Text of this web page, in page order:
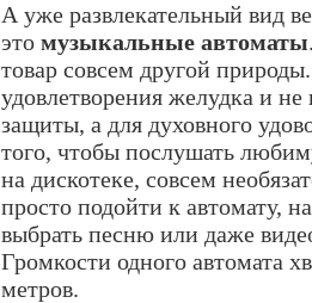
А уже развлекательный вид
это музыкальные автоматы
товар совсем другой
удовлетворения желудка и
защиты, а для духовного
того, чтобы послушать
на дискотеке, совсем
просто подойти к автомату,
выбрать песню или даже
Громкости одного автомата
метров.